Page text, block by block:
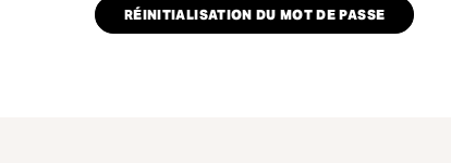
RÉINITIALISATION DU MOT DE PASSE